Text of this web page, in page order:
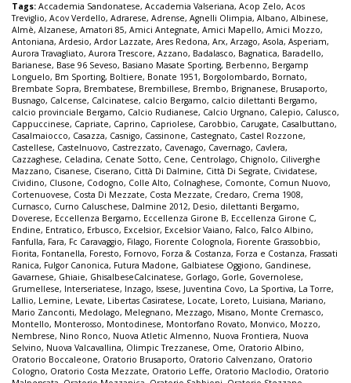
Tags: Accademia Sandonatese, Accademia Valseriana, Acop Zelo, Acos
Treviglio, Acov Verdello, Adrarese, Adrense, Agnelli Olimpia, Albano, Albinese,
Almè, Alzanese, Amatori 85, Amici Antegnate, Amici Mapello, Amici Mozzo,
Antoniana, Ardesio, Ardor Lazzate, Ares Redona, Arx, Arzago, Asola, Asperiam,
Aurora Travagliato, Aurora Trescore, Azzano, Badalasco, Bagnatica, Baradello,
Barianese, Base 96 Seveso, Basiano Masate Sporting, Berbenno, Bergamp
Longuelo, Bm Sporting, Boltiere, Bonate 1951, Borgolombardo, Bornato,
Brembate Sopra, Brembatese, Brembillese, Brembo, Brignanese, Brusaporto,
Busnago, Calcense, Calcinatese, calcio Bergamo, calcio dilettanti Bergamo,
calcio provinciale Bergamo, Calcio Rudianese, Calcio Urgnano, Calepio, Calusco,
Cappuccinese, Capriate, Caprino, Capriolese, Carobbio, Carugate, Casalbuttano,
Casalmaiocco, Casazza, Casnigo, Cassinone, Castegnato, Castel Rozzone,
Castellese, Castelnuovo, Castrezzato, Cavenago, Cavernago, Cavlera,
Cazzaghese, Celadina, Cenate Sotto, Cene, Centrolago, Chignolo, Ciliverghe
Mazzano, Cisanese, Ciserano, Città Di Dalmine, Città Di Segrate, Cividatese,
Cividino, Clusone, Codogno, Colle Alto, Colnaghese, Comonte, Comun Nuovo,
Cortenuovese, Costa Di Mezzate, Costa Mezzate, Credaro, Crema 1908,
Curnasco, Curno Caluschese, Dalmine 2012, Desio, dilettanti Bergamo,
Doverese, Eccellenza Bergamo, Eccellenza Girone B, Eccellenza Girone C,
Endine, Entratico, Erbusco, Excelsior, Excelsior Vaiano, Falco, Falco Albino,
Fanfulla, Fara, Fc Caravaggio, Filago, Fiorente Colognola, Fiorente Grassobbio,
Fiorita, Fontanella, Foresto, Fornovo, Forza & Costanza, Forza e Costanza, Frassati
Ranica, Fulgor Canonica, Futura Madone, Galbiatese Oggiono, Gandinese,
Gavarnese, Ghiaie, GhisalbeseCalcinatese, Gorlago, Gorle, Governolese,
Grumellese, Interseriatese, Inzago, Issese, Juventina Covo, La Sportiva, La Torre,
Lallio, Lemine, Levate, Libertas Casiratese, Locate, Loreto, Luisiana, Mariano,
Mario Zanconti, Medolago, Melegnano, Mezzago, Misano, Monte Cremasco,
Montello, Monterosso, Montodinese, Montorfano Rovato, Monvico, Mozzo,
Nembrese, Nino Ronco, Nuova Atletic Almenno, Nuova Frontiera, Nuova
Selvino, Nuova Valcavallina, Olimpic Trezzanese, Ome, Oratorio Albino,
Oratorio Boccaleone, Oratorio Brusaporto, Oratorio Calvenzano, Oratorio
Cologno, Oratorio Costa Mezzate, Oratorio Leffe, Oratorio Maclodio, Oratorio